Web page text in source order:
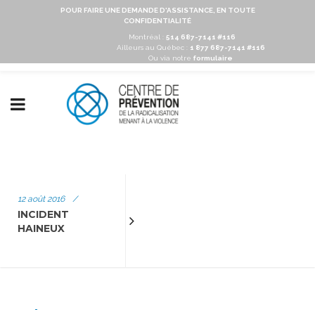
POUR FAIRE UNE DEMANDE D'ASSISTANCE, EN TOUTE
CONFIDENTIALITÉ
Montréal : 514 687-7141 #116
Ailleurs au Québec :
1 877 687-7141 #116
Ou via notre formulaire
12 août 2016 /
INCIDENT
HAINEUX